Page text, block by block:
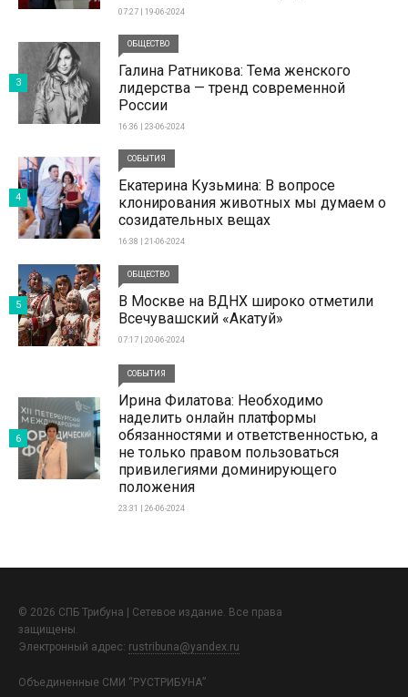
07:27 | 19-06-2024
ОБЩЕСТВО
Галина Ратникова: Тема женского
лидерства — тренд современной
России
16:36 | 23-06-2024
3
СОБЫТИЯ
Екатерина Кузьмина: В вопросе
клонирования животных мы думаем о
созидательных вещах
16:38 | 21-06-2024
4
ОБЩЕСТВО
В Москве на ВДНХ широко отметили
Всечувашский «Акатуй»
07:17 | 20-06-2024
5
СОБЫТИЯ
Ирина Филатова: Необходимо
наделить онлайн платформы
обязанностями и ответственностью, а
не только правом пользоваться
привилегиями доминирующего
положения
23:31 | 26-06-2024
6
© 2026 СПБ Трибуна | Сетевое издание. Все права
защищены.
Электронный адрес: rustribuna@yandex.ru
Объединенные СМИ “РУСТРИБУНА”